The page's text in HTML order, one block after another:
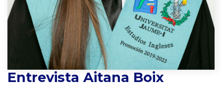
Entrevista Aitana Boix